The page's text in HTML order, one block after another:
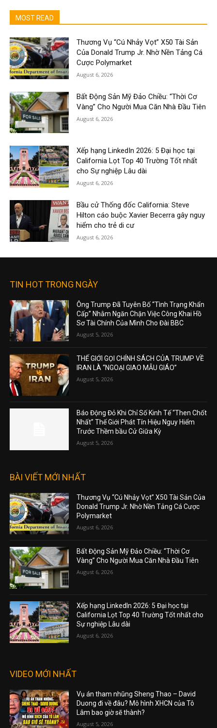
MOST READ
Thương Vụ “Cú Nhảy Vọt” X50 Tài Sản
Của Donald Trump Jr. Nhờ Nền Tảng Cá
Cược Polymarket
August 6, 2026
Bất Động Sản Mỹ Đảo Chiều: “Thời Cơ
Vàng” Cho Người Mua Căn Nhà Đầu Tiên
August 6, 2026
Xếp hạng LinkedIn 2026: 5 Đại học tại
California Lọt Top 40 Trường Tốt nhất
cho Sự nghiệp Lâu dài
August 6, 2026
Bầu cử Thống đốc California: Steve
Hilton cáo buộc Xavier Becerra gây nguy
hiểm cho trẻ di cư
August 6, 2026
TIN HOT TRONG NGÀY
Ông Trump Đã Tuyên Bố “Tình Trạng Khẩn
Cấp” Nhằm Ngăn Chặn Việc Công Khai Hồ
Sơ Tài Chính Của Mình Cho Đài BBC
August 5, 2026
THẾ GIỚI GỌI CHÍNH SÁCH CỦA TRUMP VỀ
IRAN LÀ “NGOẠI GIAO MẪU GIÁO”
August 5, 2026
Báo Động Đỏ Khi Chỉ Số Kinh Tế “Then Chốt
Nhất” Thế Giới Phát Tín Hiệu Nguy Hiểm
Trước Thềm bầu Cử Giữa Kỳ
August 5, 2026
BÀI VIẾT MỚI NHẤT
Thương Vụ “Cú Nhảy Vọt” X50 Tài Sản Của
Donald Trump Jr. Nhờ Nền Tảng Cá Cược
Polymarket
August 6, 2026
Bất Động Sản Mỹ Đảo Chiều: “Thời Cơ
Vàng” Cho Người Mua Căn Nhà Đầu Tiên
August 6, 2026
Xếp hạng LinkedIn 2026: 5 Đại học tại
California Lọt Top 40 Trường Tốt nhất cho
Sự nghiệp Lâu dài
August 6, 2026
VIDEO MỚI NHẤT
Vụ án tham nhũng Sheng Thao – David
Duong đi về đâu? Mô hình XHCN của Tô
Lâm bao giờ sẽ thành?
August 5, 2026